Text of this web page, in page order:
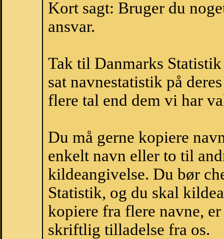
Kort sagt: Bruger du
ansvar.
Tak til Danmarks
sat navnestatistik på
flere tal end dem vi har
Du må gerne kopiere
enkelt navn eller to til
kildeangivelse. Du bør
Statistik, og du skal
kopiere fra flere navne,
skriftlig tilladelse fra os.